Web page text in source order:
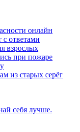
онлайн
ответами
взрослых
при пожаре
из старых серёг
себя лучше.